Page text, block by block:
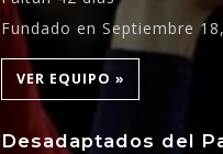
Fundado en Septiembre
VER EQUIPO »
Desadaptados del